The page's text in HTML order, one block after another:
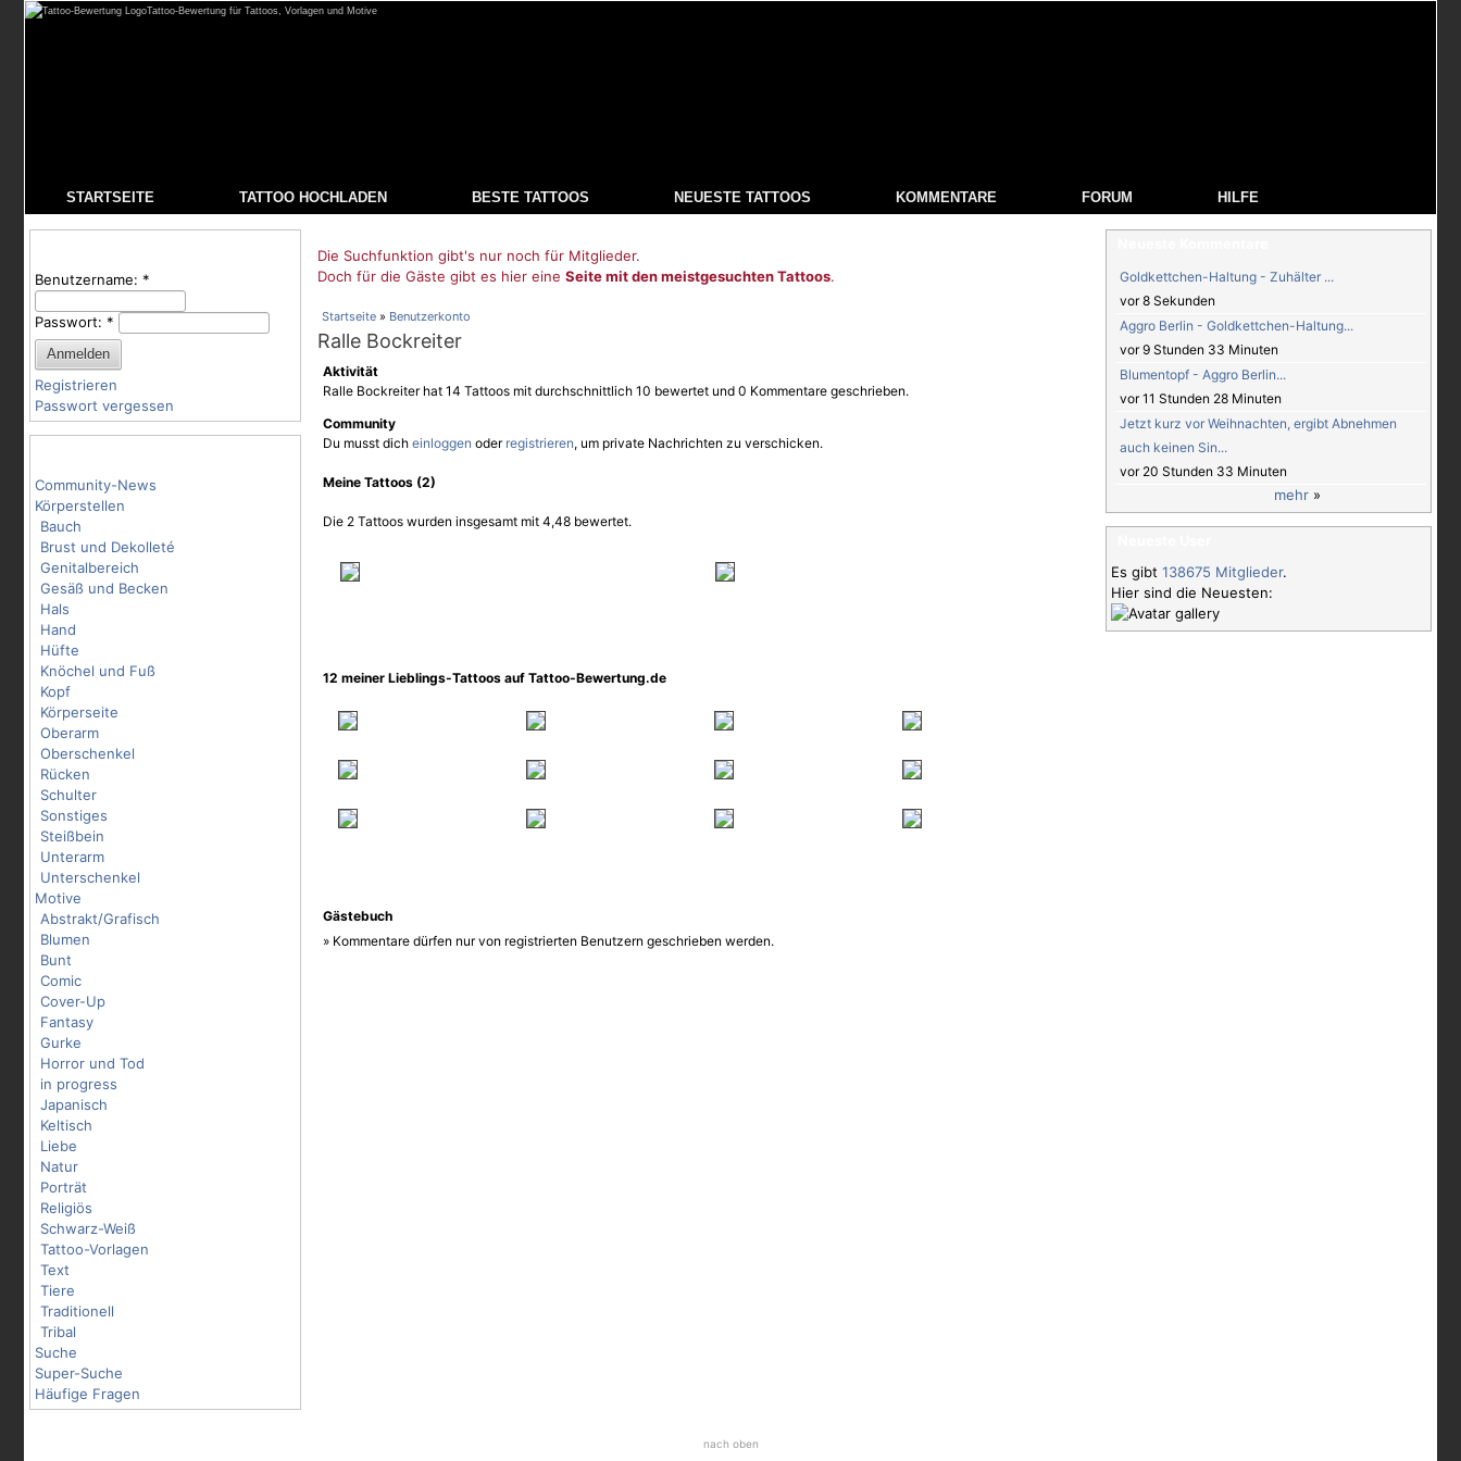
Tattoo-Bewertung für Tattoos, Vorlagen und Motive
STARTSEITE TATTOO HOCHLADEN BESTE TATTOOS NEUESTE TATTOOS KOMMENTARE FORUM HILFE
Benutzername: *
Passwort: *
Registrieren
Passwort vergessen
Community-News
Körperstellen
Bauch
Brust und Dekolleté
Genitalbereich
Gesäß und Becken
Hals
Hand
Hüfte
Knöchel und Fuß
Kopf
Körperseite
Oberarm
Oberschenkel
Rücken
Schulter
Sonstiges
Steißbein
Unterarm
Unterschenkel
Motive
Abstrakt/Grafisch
Blumen
Bunt
Comic
Cover-Up
Fantasy
Gurke
Horror und Tod
in progress
Japanisch
Keltisch
Liebe
Natur
Porträt
Religiös
Schwarz-Weiß
Tattoo-Vorlagen
Text
Tiere
Traditionell
Tribal
Suche
Super-Suche
Häufige Fragen
Die Suchfunktion gibt's nur noch für Mitglieder.
Doch für die Gäste gibt es hier eine Seite mit den meistgesuchten Tattoos.
Startseite » Benutzerkonto
Ralle Bockreiter
Aktivität
Ralle Bockreiter hat 14 Tattoos mit durchschnittlich 10 bewertet und 0 Kommentare geschrieben.
Community
Du musst dich einloggen oder registrieren, um private Nachrichten zu verschicken.
Meine Tattoos (2)
Die 2 Tattoos wurden insgesamt mit 4,48 bewertet.
12 meiner Lieblings-Tattoos auf Tattoo-Bewertung.de
Gästebuch
» Kommentare dürfen nur von registrierten Benutzern geschrieben werden.
Goldkettchen-Haltung - Zuhälter ...
vor 8 Sekunden
Aggro Berlin - Goldkettchen-Haltung...
vor 9 Stunden 33 Minuten
Blumentopf - Aggro Berlin...
vor 11 Stunden 28 Minuten
Jetzt kurz vor Weihnachten, ergibt Abnehmen
auch keinen Sin...
vor 20 Stunden 33 Minuten
mehr »
Es gibt 138675 Mitglieder.
Hier sind die Neuesten:
nach oben